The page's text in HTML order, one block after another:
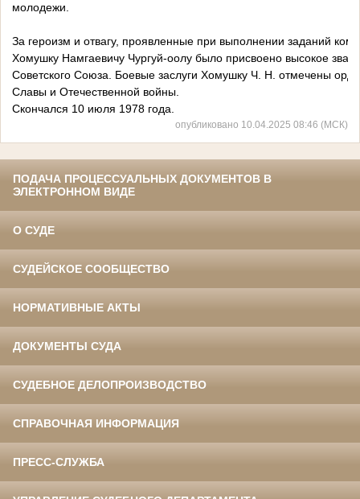
молодежи.
За героизм и отвагу, проявленные при выполнении заданий
Хомушку Намгаевичу Чургуй-оолу было присвоено высокое
Советского Союза. Боевые заслуги Хомушку Ч. Н. отмечены
Славы и Отечественной войны.
Скончался 10 июля 1978 года.
опубликовано 10.04.2025 08:46 (МСК)
ПОДАЧА ПРОЦЕССУАЛЬНЫХ ДОКУМЕНТОВ В
ЭЛЕКТРОННОМ ВИДЕ
О СУДЕ
СУДЕЙСКОЕ СООБЩЕСТВО
НОРМАТИВНЫЕ АКТЫ
ДОКУМЕНТЫ СУДА
СУДЕБНОЕ ДЕЛОПРОИЗВОДСТВО
СПРАВОЧНАЯ ИНФОРМАЦИЯ
ПРЕСС-СЛУЖБА